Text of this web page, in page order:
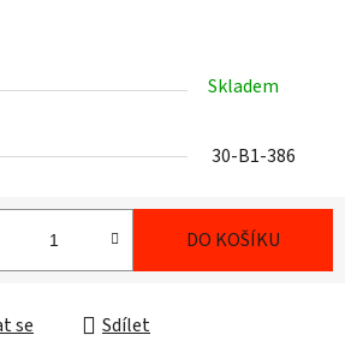
Skladem
30-B1-386
DO KOŠÍKU
se Sdílet